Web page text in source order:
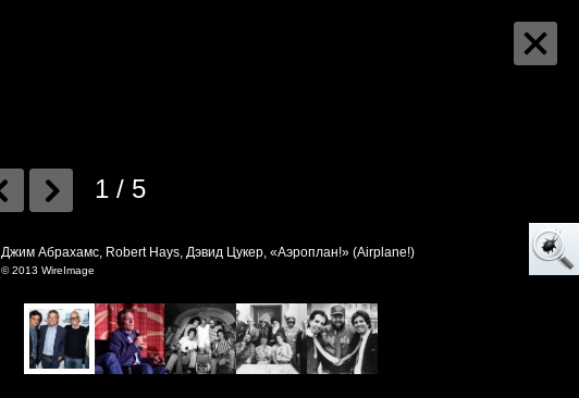
1 / 5
Джим Абрахамс, Robert Hays, Дэвид Цукер, «Аэроплан!» (Airplane!)
© 2013 WireImage